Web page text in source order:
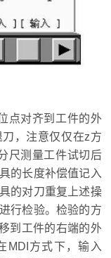
点对齐到工件的外
，注意仅仅在z方
尺测量工件试切后
的长度补偿值记入
的对刀重复上述操
行检验。检验的方
到工件的右端的外
MDI方式下，输入